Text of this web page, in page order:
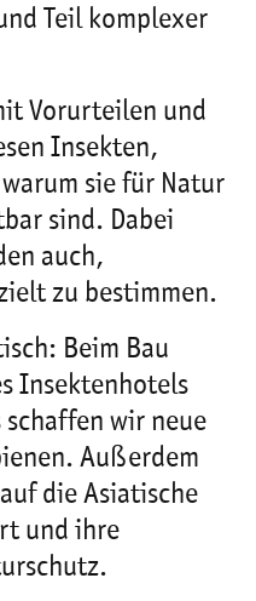
Teil komplexer
Vorurteilen und
Insekten,
sie für Natur
sind. Dabei
auch,
zu bestimmen.
Beim Bau
Insektenhotels
schaffen wir neue
Außerdem
die Asiatische
und ihre